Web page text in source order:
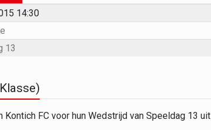
14:30
13
FC voor hun Wedstrijd van Speeldag 13 uit